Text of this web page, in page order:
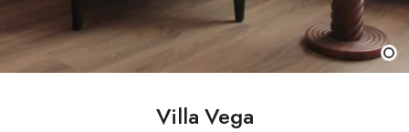
Villa Vega